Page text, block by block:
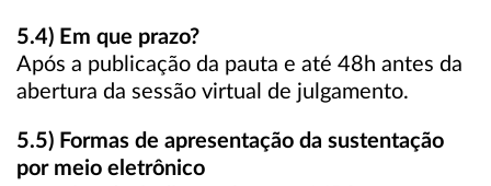
5.4) Em que prazo?
Após a publicação da pauta e até 48h antes da
abertura da sessão virtual de julgamento.
5.5) Formas de apresentação da sustentação
por meio eletrônico